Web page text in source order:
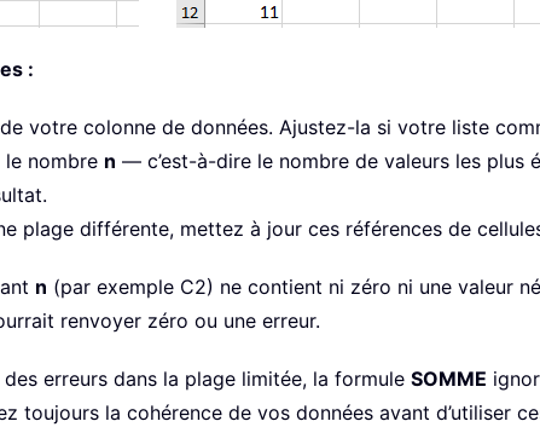
:
votre colonne de données. Ajustez-la si votre liste
le nombre n — c’est-à-dire le nombre de valeurs les plus
plage différente, mettez à jour ces références de
n (par exemple C2) ne contient ni zéro ni une valeur
renvoyer zéro ou une erreur.
erreurs dans la plage limitée, la formule SOMME
toujours la cohérence de vos données avant d’utiliser